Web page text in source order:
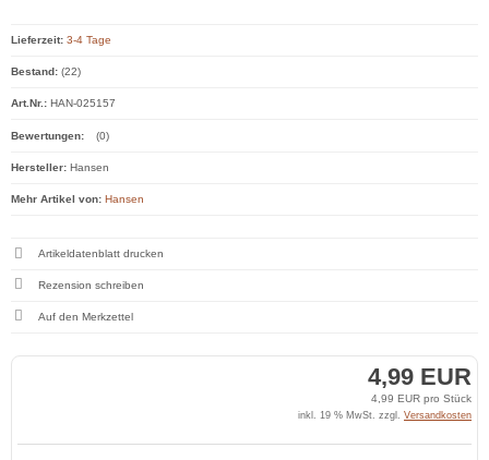
4,99 EUR
4,99 EUR pro Stück
inkl. 19 % MwSt. zzgl. Versandkosten
Lieferzeit: 3-4 Tage
Bestand: (22)
Art.Nr.: HAN-025157
Bewertungen: (0)
Hersteller: Hansen
Mehr Artikel von: Hansen
Artikeldatenblatt drucken
Rezension schreiben